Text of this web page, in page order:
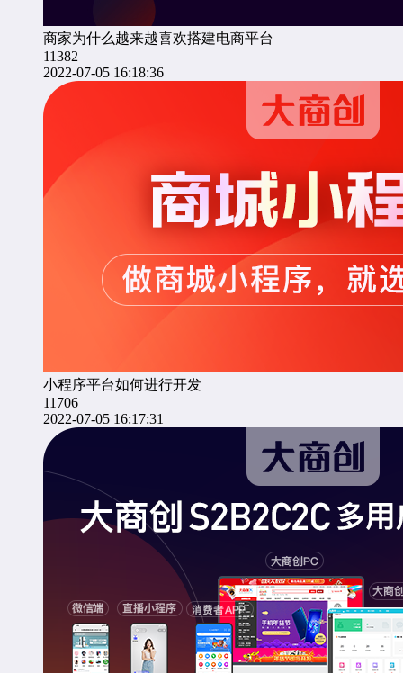
商家为什么越来越喜欢搭建电商平台
11382
2022-07-05 16:18:36
小程序平台如何进行开发
11706
2022-07-05 16:17:31